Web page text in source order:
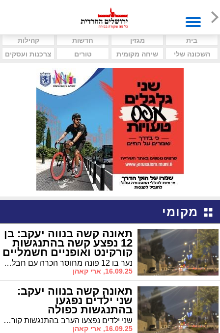
בית מגזין חדשות
קהילות
השכונה שלי
שיחה מקומית טורים צרכנות ועסקים
מקומי
תאונה קשה בנווה יעקב: בן
12 נפצע קשה בהתנגשות
קורקינט ואופניים חשמליים
נער בן 12 פונה מחוסר הכרה עם חבלת ראש קשה • ילד בן 8 נפצע באורח קל • המשטרה פתחה בחקירת נסיבות התאונה
16.09.25, ארי קאהן
תאונה קשה בנווה יעקב:
שני ילדים נפגעו
בהתנגשות כפולה
שני ילדים נפצעו הערב בהתנגשות קורקינט ואופניים חשמליים • בן 12 פונה במצב רשה לבית החולים לאחר טיפול ראשוני במקום
16.09.25, ארי קאהן